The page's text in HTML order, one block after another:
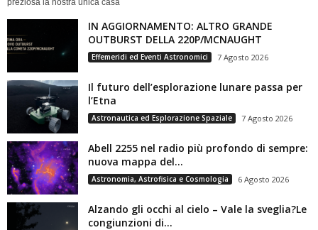
IN AGGIORNAMENTO: ALTRO GRANDE
OUTBURST DELLA 220P/MCNAUGHT
Effemeridi ed Eventi Astronomici 7 Agosto 2026
Il futuro dell’esplorazione lunare passa per
l’Etna
Astronautica ed Esplorazione Spaziale 7 Agosto 2026
Abell 2255 nel radio più profondo di sempre:
nuova mappa del...
Astronomia, Astrofisica e Cosmologia 6 Agosto 2026
Alzando gli occhi al cielo – Vale la sveglia?Le
congiunzioni di...